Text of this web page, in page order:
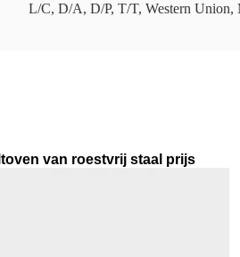
L/C, D/A, D/P, T/T, Western Union,
van roestvrij staal prijs